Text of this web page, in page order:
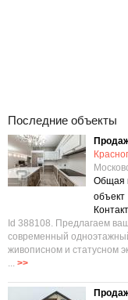
Последние объекты
Общая
объект
Id 388108. Предлагаем
современный
живописном и статусном
... >>